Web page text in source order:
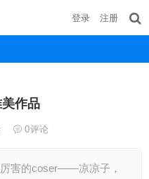
登录 注册
作品
0评论
害的coser——凉凉子，